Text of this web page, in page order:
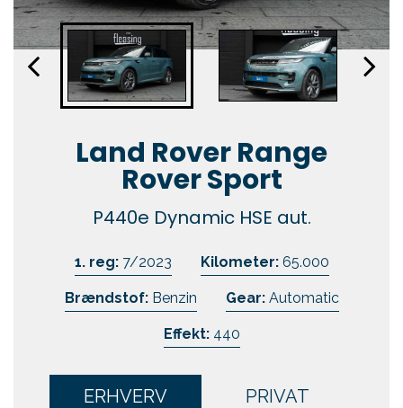
Events
Kundefordele
Kontakt
Skift til os
Land Rover Range
Rover Sport
P440e Dynamic HSE aut.
1. reg:7/2023 Kilometer:65.000
Brændstof:Benzin Gear:Automatic
Effekt:440
ERHVERV PRIVAT